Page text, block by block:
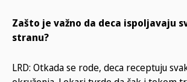
Zašto je važno da deca ispoljavaju
stranu?
LRD: Otkada se rode, deca receptuju